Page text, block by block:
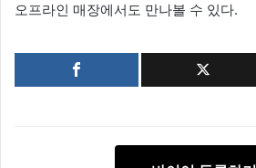
오프라인 매장에서도 만나볼 수 있다.